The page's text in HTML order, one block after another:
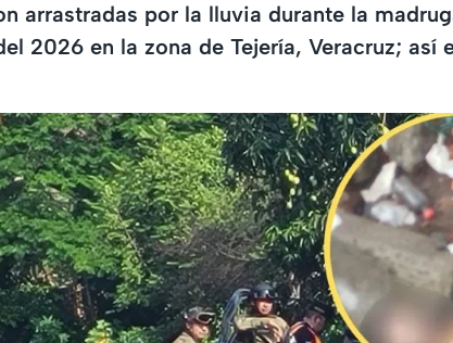
arrastradas por la lluvia durante la
2026 en la zona de Tejería, Veracruz; así